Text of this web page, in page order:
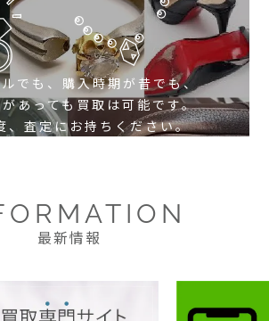
でも、購入時期が昔でも、
あっても買取は可能です。
、査定にお持ちください。
最新情報